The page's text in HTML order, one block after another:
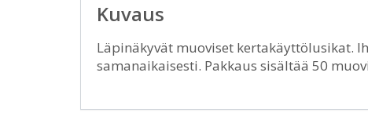
Kuvaus
Läpinäkyvät muoviset kertakäyttölusikat.
samanaikaisesti. Pakkaus sisältää 50